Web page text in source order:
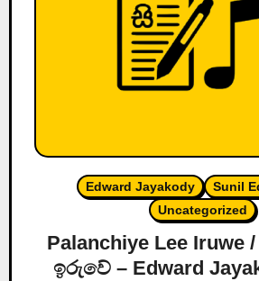
Edward Jayakody
Sunil
Uncategorized
Palanchiye Lee Iruwe
ඉරුවේ – Edward